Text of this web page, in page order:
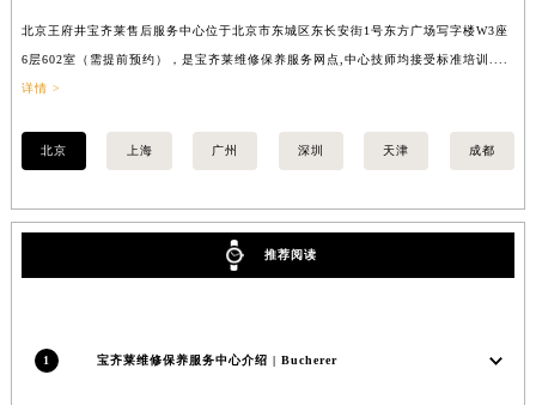
北京王府井宝齐莱售后服务中心位于北京市东城区东长安街1号东方广场写字楼W3座
6层602室（需提前预约），是宝齐莱维修保养服务网点,中心技师均接受标准培训....
详情 >
北京 上海 广州 深圳 天津 成都
推荐阅读
1 宝齐莱维修保养服务中心介绍 | Bucherer